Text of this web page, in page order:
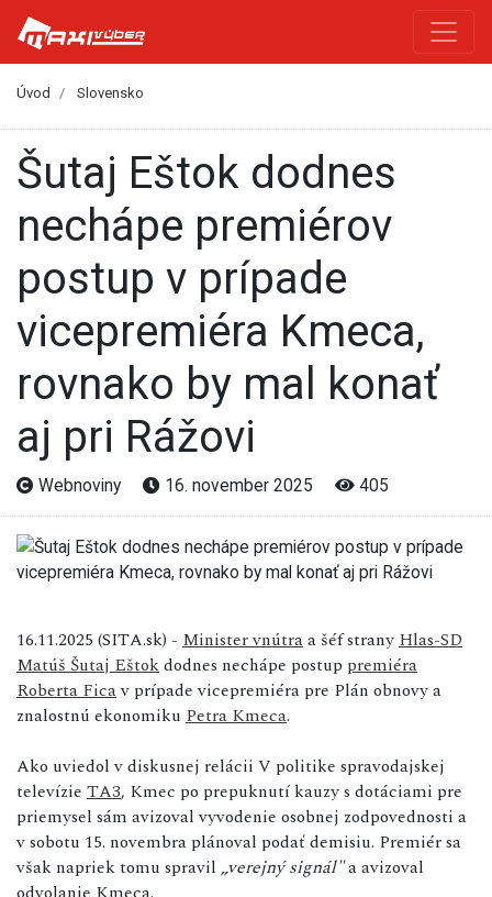
Úvod Slovensko
Šutaj Eštok dodnes
nechápe premiérov
postup v prípade
vicepremiéra Kmeca,
rovnako by mal konať
aj pri Rážovi
Webnoviny 16. november 2025 405
16.11.2025 (SITA.sk) - Minister vnútraa šéf strany Hlas-SD
Matúš Šutaj Eštokdodnes nechápe postup premiéra
Roberta Ficav prípade vicepremiéra pre Plán obnovy a
znalostnú ekonomiku Petra Kmeca.
Ako uviedol v diskusnej relácii V politike spravodajskej
televízie TA3, Kmec po prepuknutí kauzy s dotáciami pre
priemysel sám avizoval vyvodenie osobnej zodpovednosti a
v sobotu 15. novembra plánoval podať demisiu. Premiér sa
však napriek tomu spravil „verejný signál"a avizoval